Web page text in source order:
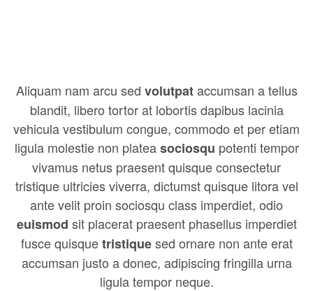
Aliquam nam arcu sed volutpataccumsan a tellus
blandit, libero tortor at lobortis dapibus lacinia
vehicula vestibulum congue, commodo et per etiam
ligula molestie non plateasociosqu potenti tempor
vivamus netus praesent quisque consectetur
tristique ultricies viverra, dictumst quisque litora vel
ante velit proin sociosqu class imperdiet, odio
euismod sit placerat praesent phasellus imperdiet
fusce quisquetristiquesed ornare non ante erat
accumsan justo a donec, adipiscing fringilla urna
ligula tempor neque.